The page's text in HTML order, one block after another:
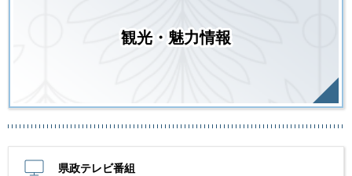
観光・魅力情報
県政テレビ番組